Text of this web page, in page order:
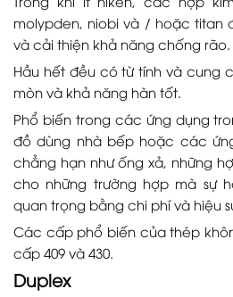
molypden, niobi và / hoặc titan
và cải thiện khả năng chống rão.
Hầu hết đều có từ tính và cung
mòn và khả năng hàn tốt.
Phổ biến trong các ứng dụng
đồ dùng nhà bếp hoặc các
chẳng hạn như ống xả, những
cho những trường hợp mà sự
quan trọng bằng chi phí và hiệu
Các cấp phổ biến của thép
cấp 409 và 430.
Duplex